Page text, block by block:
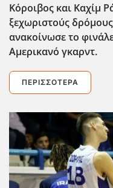
Κόροιβος και Καχίμ
ξεχωριστούς
ανακοίνωσε το
Αμερικανό γκαρντ.
ΠΕΡΙΣΣΌΤΕΡΑ